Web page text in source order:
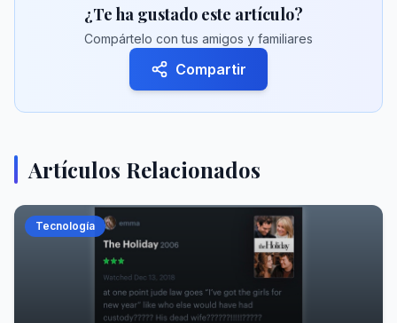
¿Te ha gustado este artículo?
Compártelo con tus amigos y familiares
Compartir
Artículos Relacionados
Tecnología